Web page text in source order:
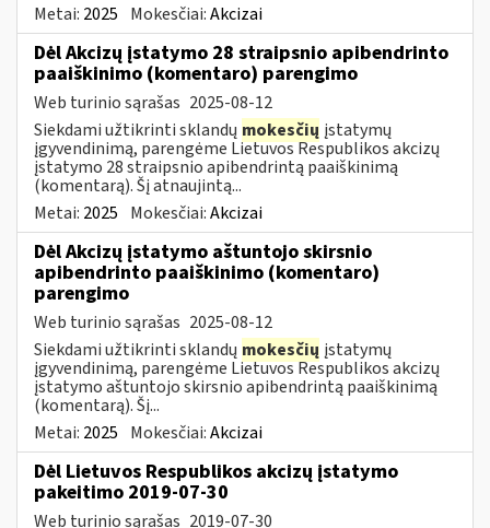
Metai: 2025 Mokesčiai:Akcizai
Dėl Akcizų įstatymo 28 straipsnio apibendrinto
paaiškinimo (komentaro) parengimo
Web turinio sąrašas 2025-08-12
Siekdami užtikrinti sklandų mokesčių įstatymų
įgyvendinimą, parengėme Lietuvos Respublikos akcizų
įstatymo 28 straipsnio apibendrintą paaiškinimą
(komentarą). Šį atnaujintą...
Metai: 2025 Mokesčiai:Akcizai
Dėl Akcizų įstatymo aštuntojo skirsnio
apibendrinto paaiškinimo (komentaro)
parengimo
Web turinio sąrašas 2025-08-12
Siekdami užtikrinti sklandų mokesčių įstatymų
įgyvendinimą, parengėme Lietuvos Respublikos akcizų
įstatymo aštuntojo skirsnio apibendrintą paaiškinimą
(komentarą). Šį...
Metai: 2025 Mokesčiai:Akcizai
Dėl Lietuvos Respublikos akcizų įstatymo
pakeitimo 2019-07-30
Web turinio sąrašas 2019-07-30